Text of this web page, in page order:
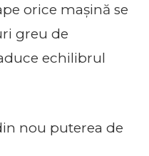
orice mașină se
greu de
echilibrul
nou puterea de